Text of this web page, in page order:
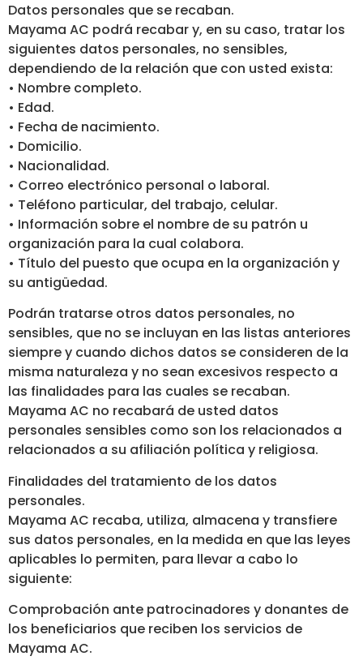
Datos personales que se recaban.
Mayama AC podrá recabar y, en su caso, tratar los
siguientes datos personales, no sensibles,
dependiendo de la relación que con usted exista:
• Nombre completo.
• Edad.
• Fecha de nacimiento.
• Domicilio.
• Nacionalidad.
• Correo electrónico personal o laboral.
• Teléfono particular, del trabajo, celular.
• Información sobre el nombre de su patrón u
organización para la cual colabora.
• Título del puesto que ocupa en la organización y
su antigüedad.
Podrán tratarse otros datos personales, no
sensibles, que no se incluyan en las listas anteriores
siempre y cuando dichos datos se consideren de la
misma naturaleza y no sean excesivos respecto a
las finalidades para las cuales se recaban.
Mayama AC no recabará de usted datos
personales sensibles como son los relacionados a
relacionados a su afiliación política y religiosa.
Finalidades del tratamiento de los datos
personales.
Mayama AC recaba, utiliza, almacena y transfiere
sus datos personales, en la medida en que las leyes
aplicables lo permiten, para llevar a cabo lo
siguiente:
Comprobación ante patrocinadores y donantes de
los beneficiarios que reciben los servicios de
Mayama AC.